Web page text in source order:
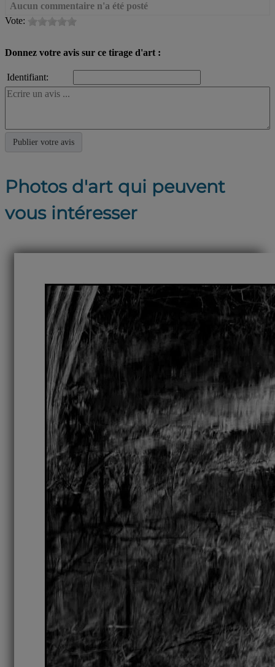
Aucun commentaire n'a été posté
Vote:
Donnez votre avis sur ce tirage d'art :
Identifiant:
Photos d'art qui peuvent
vous intéresser